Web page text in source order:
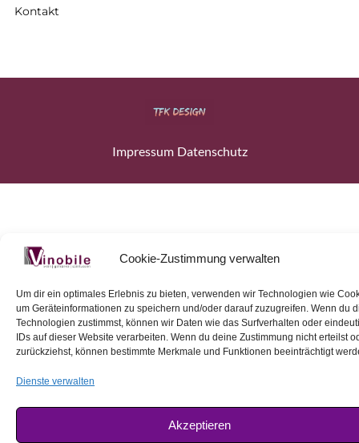
Cookie-Zustimmung verwalten
Um dir ein optimales Erlebnis zu bieten, verwenden wir Technologien wie
um Geräteinformationen zu speichern und/oder darauf zuzugreifen. Wenn du
Technologien zustimmst, können wir Daten wie das Surfverhalten oder
IDs auf dieser Website verarbeiten. Wenn du deine Zustimmung nicht erteilst
zurückziehst, können bestimmte Merkmale und Funktionen beeinträchtigt
Dienste verwalten
Akzeptieren
Kontakt
Impressum Datenschutz